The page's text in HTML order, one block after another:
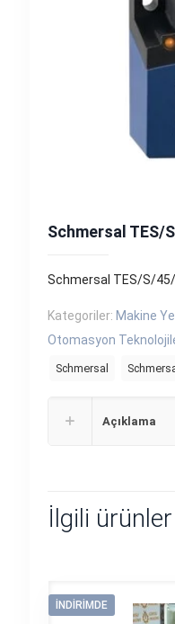
Schmersal TES/
Schmersal TES/S/
Kategoriler: Makine
Otomasyon
Schmersal
Açıklama
İlgili ürünler
İNDIRIMDE